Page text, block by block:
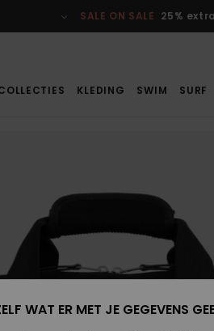
SALE ON SALE 25%
KLEDING SWIM SURF
WAT ER MET JE GEGEVENS